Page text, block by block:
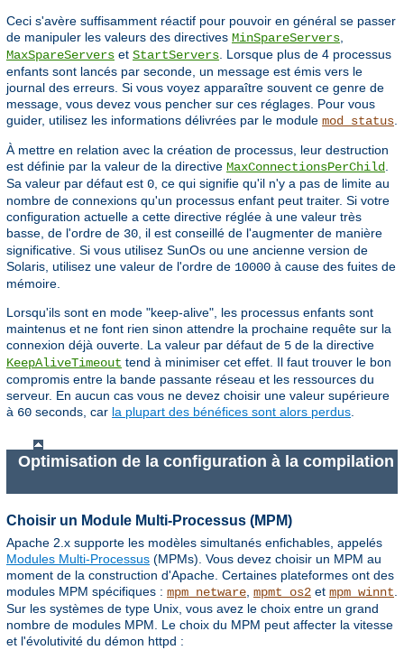
Ceci s'avère suffisamment réactif pour pouvoir en général se passer
de manipuler les valeurs des directives MinSpareServers
MaxSpareServers et StartServers . Lorsque plus de 4 processus
enfants sont lancés par seconde, un message est émis vers le
journal des erreurs. Si vous voyez apparaître souvent ce genre de
message, vous devez vous pencher sur ces réglages. Pour vous
guider, utilisez les informations délivrées par le module mod_status
À mettre en relation avec la création de processus, leur destruction
est définie par la valeur de la directive MaxConnectionsPerChild
Sa valeur par défaut est 0 , ce qui signifie qu'il n'y a pas de limite au
nombre de connexions qu'un processus enfant peut traiter. Si votre
configuration actuelle a cette directive réglée à une valeur très
basse, de l'ordre de 30 , il est conseillé de l'augmenter de manière
significative. Si vous utilisez SunOs ou une ancienne version de
Solaris, utilisez une valeur de l'ordre de 10000 à cause des fuites de
mémoire.
Lorsqu'ils sont en mode "keep-alive", les processus enfants sont
maintenus et ne font rien sinon attendre la prochaine requête sur la
connexion déjà ouverte. La valeur par défaut de 5 de la directive
KeepAliveTimeout tend à minimiser cet effet. Il faut trouver le bon
compromis entre la bande passante réseau et les ressources du
serveur. En aucun cas vous ne devez choisir une valeur supérieure
à 60 seconds, car la plupart des bénéfices sont alors perdus
Optimisation de la configuration à la compilation
Choisir un Module Multi-Processus (MPM)
Apache 2.x supporte les modèles simultanés enfichables, appelés
Modules Multi-Processus (MPMs). Vous devez choisir un MPM au
moment de la construction d'Apache. Certaines plateformes ont des
modules MPM spécifiques : mpm_netware mpmt_os2 et mpm_winnt
Sur les systèmes de type Unix, vous avez le choix entre un grand
nombre de modules MPM. Le choix du MPM peut affecter la vitesse
et l'évolutivité du démon httpd :